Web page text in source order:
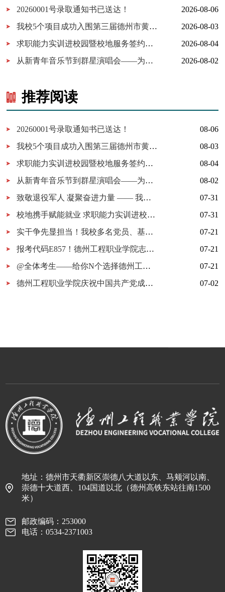
20260001号录取通知书已送达！
2026-08-06
我校5个项目成功入围第三届德州市黄炎培职业教育创新创业大赛决...
2026-08-03
求职能力实训进校园暨校地服务签约仪式在我校举行
2026-08-04
从新青年音乐节到群星演唱会——为什么又是德工？
2026-08-02
推荐阅读
20260001号录取通知书已送达！
08-06
我校5个项目成功入围第三届德州市黄炎培职业教育创新创业大赛决赛
08-03
求职能力实训进校园暨校地服务签约仪式在我校举行
08-04
从新青年音乐节到群星演唱会——为什么又是德工？
08-02
致敬退役军人 凝聚奋进力量 —— 我校开展 “八一建军节” 拥军茶话会
07-31
校地携手赋能就业 求职能力实训进校园暨校地服务签约仪式在我校顺利举行
07-31
实干争先显担当！我校多名党员、基层党组织获市级表彰！
07-21
报考代码E857！德州工程职业学院志愿填报指南
07-21
@全体考生——给你N个选择德州工程职业学院的理由
07-21
德州工程职业学院庆祝中国共产党成立105周年MV《旗帜》上线！用歌声唱响百年信仰！
07-02
地址：德州市天衢新区崇德八大道以东、马颊河以南、
崇德十大道西、104国道以北（德州高铁东站往南1500
米）
邮政编码：253000
电话：0534-2371003